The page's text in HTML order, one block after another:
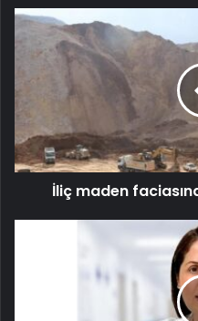
İliç maden